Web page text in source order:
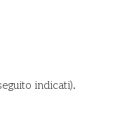
indicati).